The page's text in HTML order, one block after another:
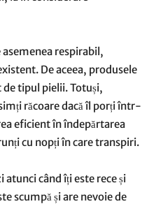
respirabil,
De aceea, produsele
tipul pielii. Totuși,
răcoare dacă îl porți într-
eficient în îndepărtarea
cu nopți în care transpiri.
când îți este rece și
scumpă și are nevoie de